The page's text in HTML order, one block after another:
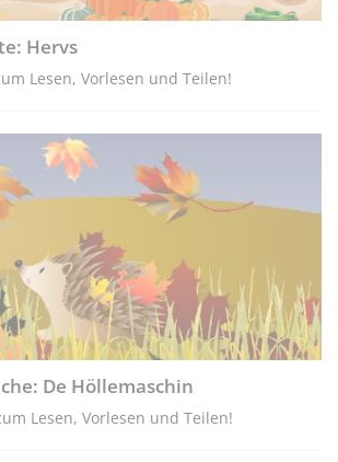
Hervs
Lesen, Vorlesen und Teilen!
De Höllemaschin
Lesen, Vorlesen und Teilen!